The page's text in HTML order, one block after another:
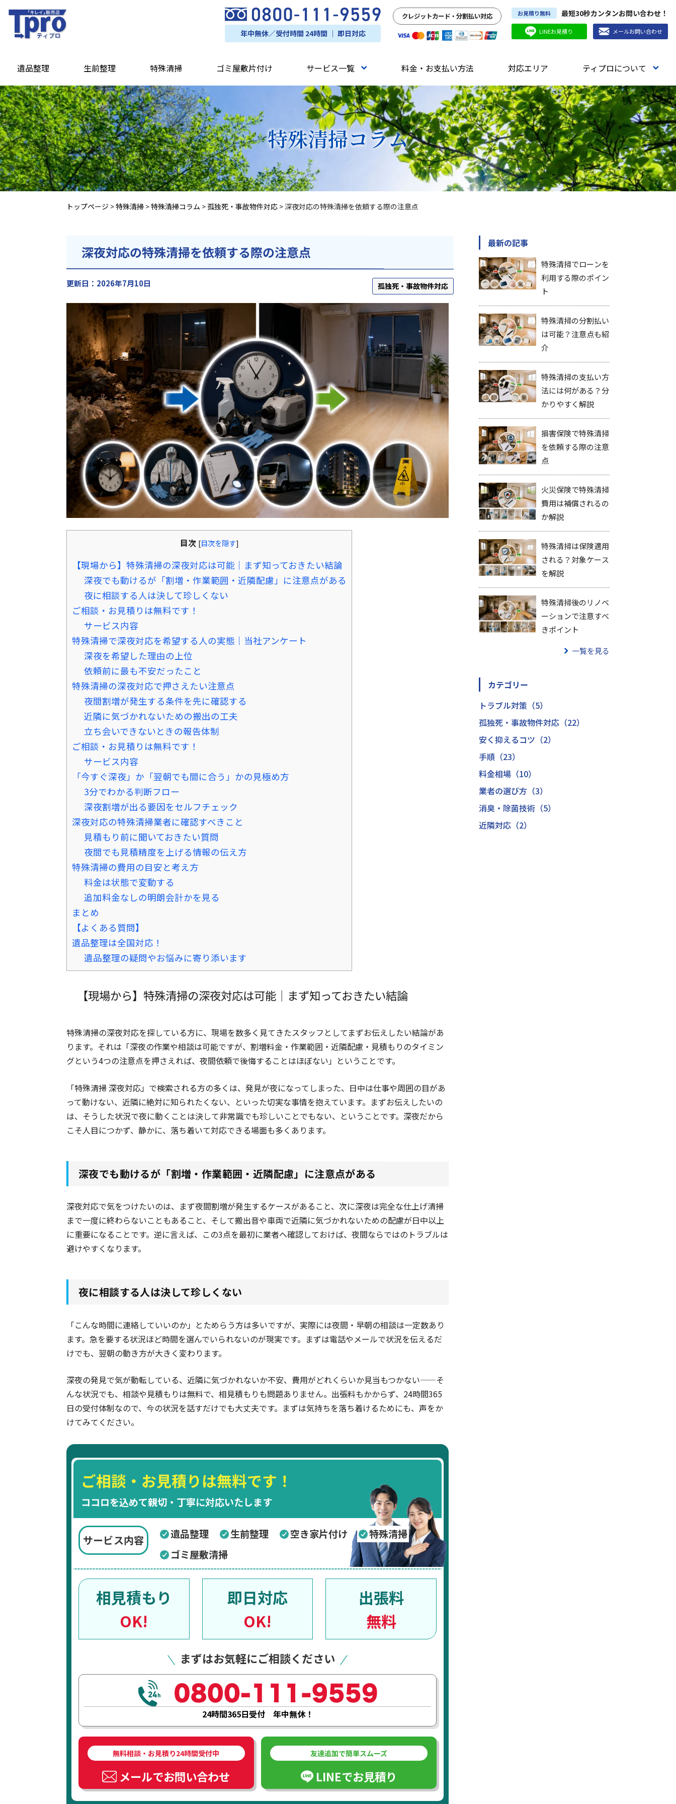
年中無休／受付時間 24時間 ｜ 即日対応
クレジットカード・分割払い対応 お見積り無料 最短30秒カンタンお問い合わせ！
LINEお見積り メールお問い合わせ
遺品整理 生前整理 特殊清掃 ゴミ屋敷片付け サービス一覧 料金・お支払い方法 対応エリア ティプロについて
特殊清掃コラム
トップページ >特殊清掃 >特殊清掃コラム >孤独死・事故物件対応 > 深夜対応の特殊清掃を依頼する際の注意点
深夜対応の特殊清掃を依頼する際の注意点
更新日：2026年7月10日 孤独死・事故物件対応
目次 [目次を隠す]
【現場から】特殊清掃の深夜対応は可能｜まず知っておきたい結論
深夜でも動けるが「割増・作業範囲・近隣配慮」に注意点がある
夜に相談する人は決して珍しくない
ご相談・お見積りは無料です！
サービス内容
特殊清掃で深夜対応を希望する人の実態｜当社アンケート
深夜を希望した理由の上位
依頼前に最も不安だったこと
特殊清掃の深夜対応で押さえたい注意点
夜間割増が発生する条件を先に確認する
近隣に気づかれないための搬出の工夫
立ち会いできないときの報告体制
ご相談・お見積りは無料です！
サービス内容
「今すぐ深夜」か「翌朝でも間に合う」かの見極め方
3分でわかる判断フロー
深夜割増が出る要因をセルフチェック
深夜対応の特殊清掃業者に確認すべきこと
見積もり前に聞いておきたい質問
夜間でも見積精度を上げる情報の伝え方
特殊清掃の費用の目安と考え方
料金は状態で変動する
追加料金なしの明朗会計かを見る
まとめ
【よくある質問】
遺品整理は全国対応！
遺品整理の疑問やお悩みに寄り添います
【現場から】特殊清掃の深夜対応は可能｜まず知っておきたい結論
特殊清掃の深夜対応を探している方に、現場を数多く見てきたスタッフとしてまずお伝えしたい結論があ
ります。それは「深夜の作業や相談は可能ですが、割増料金・作業範囲・近隣配慮・見積もりのタイミン
グという4つの注意点を押さえれば、夜間依頼で後悔することはほぼない」ということです。
「特殊清掃 深夜対応」で検索される方の多くは、発見が夜になってしまった、日中は仕事や周囲の目があ
って動けない、近隣に絶対に知られたくない、といった切実な事情を抱えています。まずお伝えしたいの
は、そうした状況で夜に動くことは決して非常識でも珍しいことでもない、ということです。深夜だから
こそ人目につかず、静かに、落ち着いて対応できる場面も多くあります。
深夜でも動けるが「割増・作業範囲・近隣配慮」に注意点がある
深夜対応で気をつけたいのは、まず夜間割増が発生するケースがあること、次に深夜は完全な仕上げ清掃
まで一度に終わらないこともあること、そして搬出音や車両で近隣に気づかれないための配慮が日中以上
に重要になることです。逆に言えば、この3点を最初に業者へ確認しておけば、夜間ならではのトラブルは
避けやすくなります。
夜に相談する人は決して珍しくない
「こんな時間に連絡していいのか」とためらう方は多いですが、実際には夜間・早朝の相談は一定数あり
ます。急を要する状況ほど時間を選んでいられないのが現実です。まずは電話やメールで状況を伝えるだ
けでも、翌朝の動き方が大きく変わります。
深夜の発見で気が動転している、近隣に気づかれないか不安、費用がどれくらいか見当もつかない——そ
んな状況でも、相談や見積もりは無料で、相見積もりも問題ありません。出張料もかからず、24時間365
日の受付体制なので、今の状況を話すだけでも大丈夫です。まずは気持ちを落ち着けるためにも、声をか
けてみてください。
ご相談・お見積りは無料です！
ココロを込めて親切・丁寧に対応いたします
サービス内容 遺品整理 生前整理 空き家片付け
特殊清掃
ゴミ屋敷清掃
相見積もり
OK!
即日対応
OK!
出張料
無料
まずはお気軽にご相談ください
24時間365日受付 年中無休！
無料相談・お見積り24時間受付中
メールでお問い合わせ
友達追加で簡単スムーズ
LINEでお見積り
最新の記事
特殊清掃でローンを
利用する際のポイン
ト
特殊清掃の分割払い
は可能？注意点も紹
介
特殊清掃の支払い方
法には何がある？分
かりやすく解説
損害保険で特殊清掃
を依頼する際の注意
点
火災保険で特殊清掃
費用は補償されるの
か解説
特殊清掃は保険適用
される？対象ケース
を解説
特殊清掃後のリノベ
ーションで注意すべ
きポイント
一覧を見る
カテゴリー
トラブル対策（5）
孤独死・事故物件対応（22）
安く抑えるコツ（2）
手順（23）
料金相場（10）
業者の選び方（3）
消臭・除菌技術（5）
近隣対応（2）